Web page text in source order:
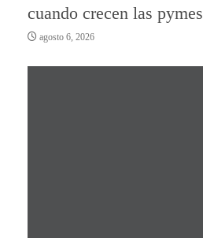
cuando crecen las pymes
agosto 6, 2026